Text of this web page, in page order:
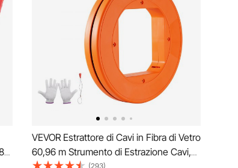
VEVOR Estrattore di Cavi in Fibra di Vetro
60,96 m Strumento di Estrazione Cavi,
(293)